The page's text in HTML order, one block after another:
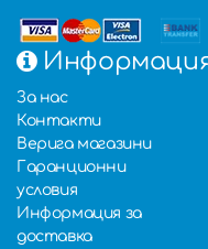
За нас
Контакти
Верига магазини
Гаранционни
условия
Информация за
доставка